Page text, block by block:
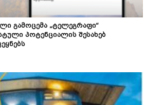
გამოცემა „ტელეგრაფი“
პოტენციალის შესახებ